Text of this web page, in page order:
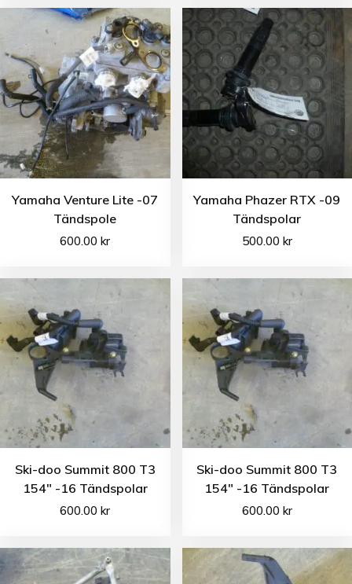
Yamaha Venture Lite -07
Tändspole
600.00kr
Yamaha Phazer RTX -09
Tändspolar
500.00 kr
Ski-doo Summit 800 T3
154″ -16 Tändspolar
600.00kr
Ski-doo Summit 800 T3
154″ -16 Tändspolar
600.00 kr